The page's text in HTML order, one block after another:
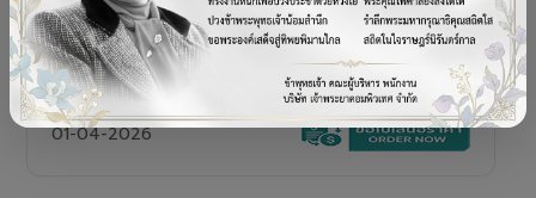
POS TERMINAL
SENOR V+5s
เครื่อง POS All-in-One Touch Screen ดีไซน์พรีเมียม
01-04-2026